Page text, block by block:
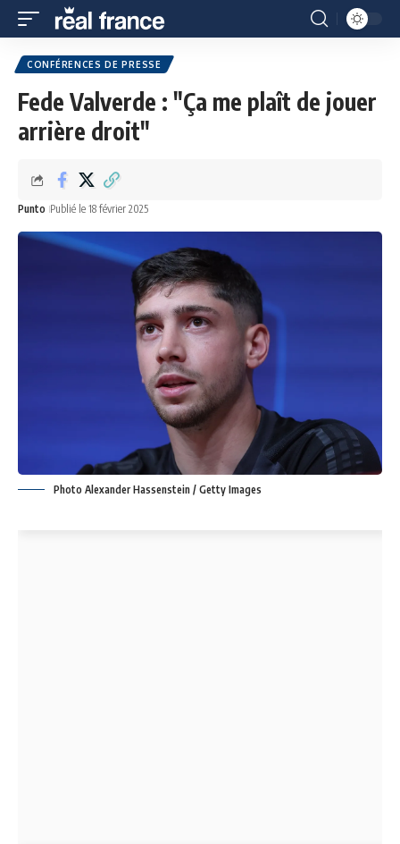
CONFÉRENCES DE PRESSE
Fede Valverde : "Ça me plaît de jouer
arrière droit"
Punto Publié le 18 février 2025
Photo Alexander Hassenstein / Getty Images